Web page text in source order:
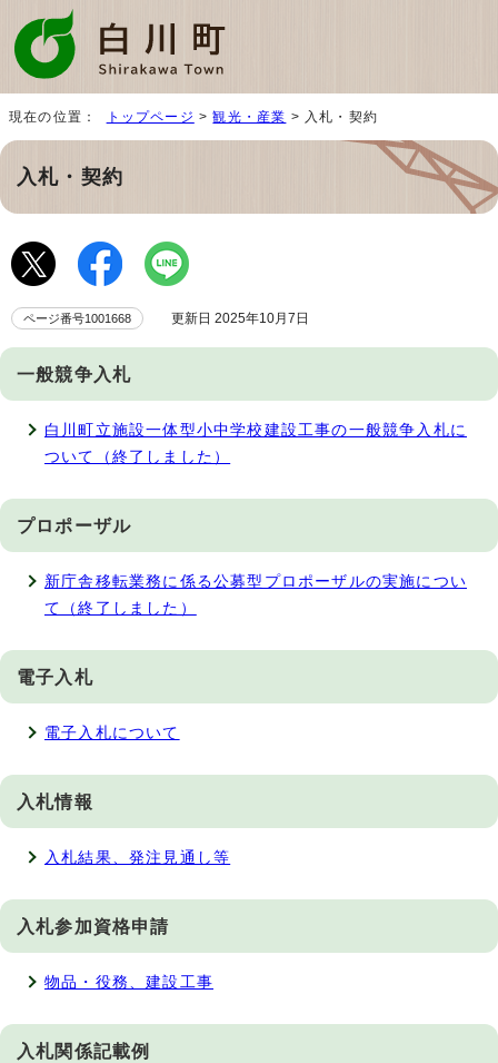
現在の位置： トップページ >観光・産業 > 入札・契約
入札・契約
ページ番号1001668 更新日 2025年10月7日
一般競争入札
白川町立施設一体型小中学校建設工事の一般競争入札に
ついて（終了しました）
プロポーザル
新庁舎移転業務に係る公募型プロポーザルの実施につい
て（終了しました）
電子入札
電子入札について
入札情報
入札結果、発注見通し等
入札参加資格申請
物品・役務、建設工事
入札関係記載例